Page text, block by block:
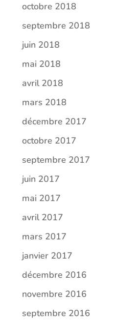
octobre 2018
septembre 2018
juin 2018
mai 2018
avril 2018
mars 2018
décembre 2017
octobre 2017
septembre 2017
juin 2017
mai 2017
avril 2017
mars 2017
janvier 2017
décembre 2016
novembre 2016
septembre 2016